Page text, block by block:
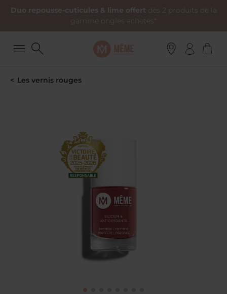
Duo repousse-cuticules & lime offert dès 2 produits de la
gamme ongles achetés*
Les vernis rouges